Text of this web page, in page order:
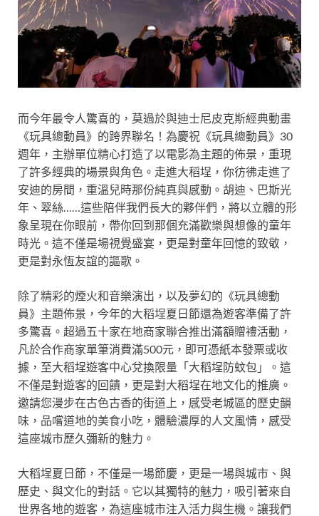
而今年最令人驚喜的，莫過於與迪士尼皮克斯經典動畫
《玩具總動員》的跨界聯名！為慶祝《玩具總動員》30
週年，主辦單位精心打造了以電影為主題的佈景，重現
了許多經典的場景與角色。走進大稻埕，你彷彿走進了
安迪的房間，重溫兒時那份純真與感動。胡迪、巴斯光
年、翠絲……這些陪伴我們長大的夥伴們，將以立體的形
象呈現在你眼前，帶你回到那個充滿歡樂與想像的童年
時光。這不僅是場視覺盛宴，更是對童年回憶的致敬，
更是對永恆友誼的謳歌。
除了精彩的煙火和音樂演出，以及夢幻的《玩具總動
員》主題佈景，今年的大稻埕夏日節還為遊客準備了許
多驚喜。超過五十家在地商家聯合推出滿額贈禮活動，
凡於合作商家單筆消費滿500元，即可憑紙本發票或收
據，至大稻埕遊客中心兌換限量「大稻埕防蚊包」。這
不僅是對遊客的回饋，更是對大稻埕在地文化的推廣。
邀請您漫步在古色古香的街道上，感受老城區的歷史韻
味，品嚐道地的美食小吃，體驗濃厚的人文風情，感受
這座城市歷久彌新的魅力。
大稻埕夏日節，不僅是一場節慶，更是一場與城市、與
歷史、與文化的對話。它以其獨特的魅力，吸引著來自
世界各地的遊客，為這座城市注入活力與生機。讓我們